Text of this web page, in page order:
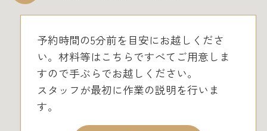
予約時間の5分前を目安にお越しくださ
い。材料等はこちらですべてご用意しま
すので手ぶらでお越しください。
スタッフが最初に作業の説明を行いま
す。